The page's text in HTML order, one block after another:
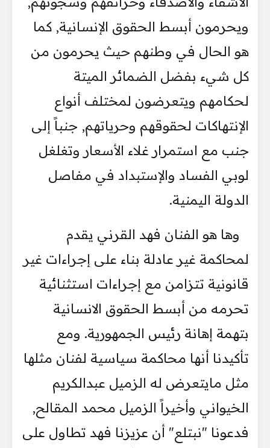
ويحرمون أبسط الحقوق الإنسانية, كما
هو الحال في وطنهم حيث يحرمون من
كل شيء بفضل الضمائر الميتة
لحكامهم ويتعرضون لمختلف أنواع
الإنتهاكات لحقوقهم وحرياتهم, جنباً إلى
جنب مع استمرار غلاء الأسعار وتغلغل
لوبي الفساد والإستبداد في مفاصل
الدولة اليمنية.
وها هو الفنان فهد القرني يقدم
لمحاكمة غير عادلة بناء على إجراءات غير
قانونية تتزامن مع إجراءات استثنائية
تحرمه من أبسط الحقوق الانسانية
بتهمة إهانة رئيس الجمهورية. ومع
تأكيدنا أنها محاكمة سياسية لفنان مثلها
مثل مايتعرض له الزميل عبدالكريم
الخيواني وأخيراً الزميل محمد المقالح,
فدعونا "نبتلع" أن عزيزنا فهد تطاول على